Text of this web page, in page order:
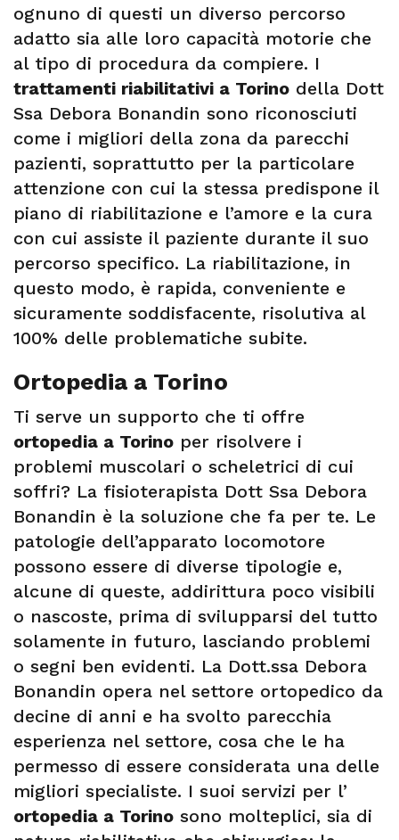
ognuno di questi un diverso percorso
adatto sia alle loro capacità motorie che
al tipo di procedura da compiere. I
trattamenti riabilitativi a Torino della Dott
Ssa Debora Bonandin sono riconosciuti
come i migliori della zona da parecchi
pazienti, soprattutto per la particolare
attenzione con cui la stessa predispone il
piano di riabilitazione e l’amore e la cura
con cui assiste il paziente durante il suo
percorso specifico. La riabilitazione, in
questo modo, è rapida, conveniente e
sicuramente soddisfacente, risolutiva al
100% delle problematiche subite.
Ortopedia a Torino
Ti serve un supporto che ti offre
ortopedia a Torino per risolvere i
problemi muscolari o scheletrici di cui
soffri? La fisioterapista Dott Ssa Debora
Bonandin è la soluzione che fa per te. Le
patologie dell’apparato locomotore
possono essere di diverse tipologie e,
alcune di queste, addirittura poco visibili
o nascoste, prima di svilupparsi del tutto
solamente in futuro, lasciando problemi
o segni ben evidenti. La Dott.ssa Debora
Bonandin opera nel settore ortopedico da
decine di anni e ha svolto parecchia
esperienza nel settore, cosa che le ha
permesso di essere considerata una delle
migliori specialiste. I suoi servizi per l’
ortopedia a Torino sono molteplici, sia di